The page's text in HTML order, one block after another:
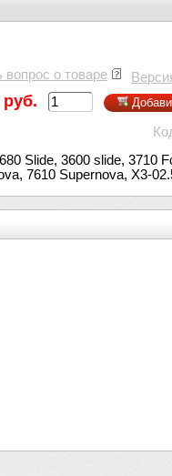
вопрос о товаре
руб.
Slide, 3600 slide, 3710
7610 Supernova, X3-